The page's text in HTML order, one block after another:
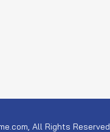
All Rights Reserved